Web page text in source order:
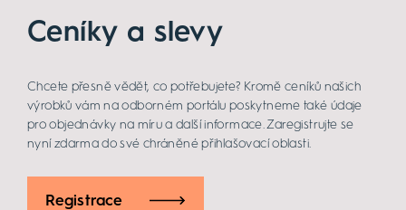
Ceníky a slevy
Chcete přesně vědět, co potřebujete? Kromě ceníků našich
výrobků vám na odborném portálu poskytneme také údaje
pro objednávky na míru a další informace. Zaregistrujte se
nyní zdarma do své chráněné přihlašovací oblasti.
Registrace